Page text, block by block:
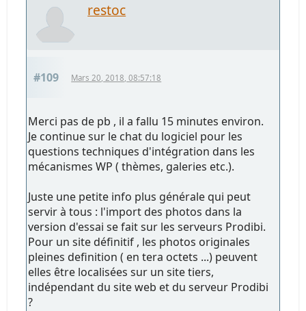
restoc
#109 Mars 20, 2018, 08:57:18
Merci pas de pb , il a fallu 15 minutes environ.
Je continue sur le chat du logiciel pour les
questions techniques d'intégration dans les
mécanismes WP ( thèmes, galeries etc.).
Juste une petite info plus générale qui peut
servir à tous : l'import des photos dans la
version d'essai se fait sur les serveurs Prodibi.
Pour un site définitif , les photos originales
pleines definition ( en tera octets ...) peuvent
elles être localisées sur un site tiers,
indépendant du site web et du serveur Prodibi
?